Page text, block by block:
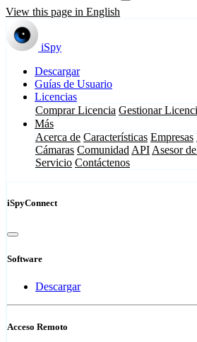
View this page in English
iSpy
Descargar
Guías de Usuario
Licencias
Comprar Licencia Gestionar
Más
Acerca de Características Empresas
Cámaras Comunidad API Asesor
Servicio Contáctenos
iSpyConnect
Software
Descargar
Acceso Remoto